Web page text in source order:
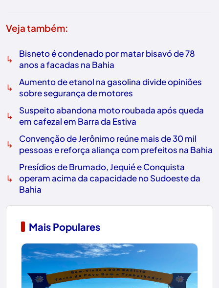
Veja também:
↳
Bisneto é condenado por matar bisavó de 78
anos a facadas na Bahia
↳
Aumento de etanol na gasolina divide opiniões
sobre segurança de motores
↳
Suspeito abandona moto roubada após queda
em cafezal em Barra da Estiva
↳
Convenção de Jerônimo reúne mais de 30 mil
pessoas e reforça aliança com prefeitos na Bahia
↳
Presídios de Brumado, Jequié e Conquista
operam acima da capacidade no Sudoeste da
Bahia
Mais Populares